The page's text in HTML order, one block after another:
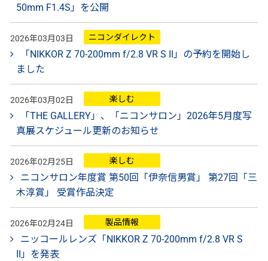
50mm F1.4S」を公開
2026年03月03日 ニコンダイレクト
「NIKKOR Z 70-200mm f/2.8 VR S II」の予約を開始し
ました
2026年03月02日 楽しむ
「THE GALLERY」、「ニコンサロン」2026年5月度写
真展スケジュール更新のお知らせ
2026年02月25日 楽しむ
ニコンサロン年度賞 第50回「伊奈信男賞」 第27回「三
木淳賞」 受賞作品決定
2026年02月24日 製品情報
ニッコールレンズ「NIKKOR Z 70-200mm f/2.8 VR S
II」を発表